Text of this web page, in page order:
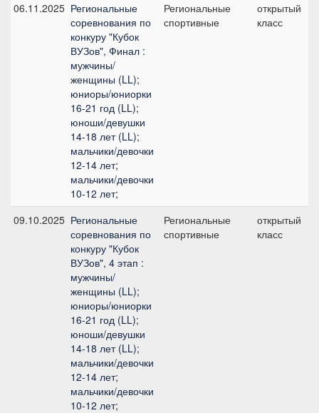
06.11.2025 Региональные
соревнования по
конкуру "Кубок
ВУЗов", Финал :
мужчины/
женщины (LL);
юниоры/юниорки
16-21 год (LL);
юноши/девушки
14-18 лет (LL);
мальчики/девочки
12-14 лет;
мальчики/девочки
10-12 лет;
Региональные
спортивные
открытый
класс
09.10.2025 Региональные
соревнования по
конкуру "Кубок
ВУЗов", 4 этап :
мужчины/
женщины (LL);
юниоры/юниорки
16-21 год (LL);
юноши/девушки
14-18 лет (LL);
мальчики/девочки
12-14 лет;
мальчики/девочки
10-12 лет;
Региональные
спортивные
открытый
класс